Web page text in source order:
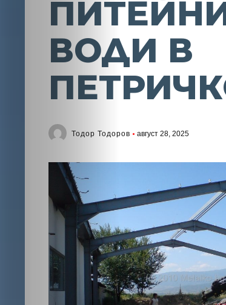
ВОДИ В
Тодор Тодоров август 28, 2025